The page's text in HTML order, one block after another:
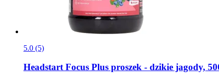
5.0 (5)
Headstart Focus Plus proszek -​ dzikie jagody,